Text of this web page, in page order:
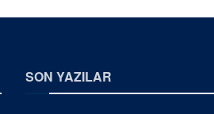
SON YAZILAR